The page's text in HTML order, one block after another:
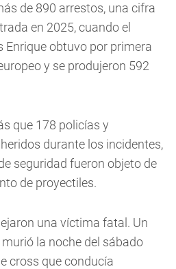
de 890 arrestos, una cifra
en 2025, cuando el
Enrique obtuvo por primera
y se produjeron 592
que 178 policías y
durante los incidentes,
seguridad fueron objeto de
de proyectiles.
una víctima fatal. Un
la noche del sábado
cross que conducía